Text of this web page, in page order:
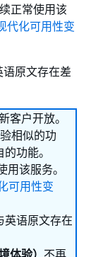
正常使用该
代化可用性变
原文存在差
客户开放。
相似的功
功能。
该服务。
可用性变
英语原文存在
体验） 不再